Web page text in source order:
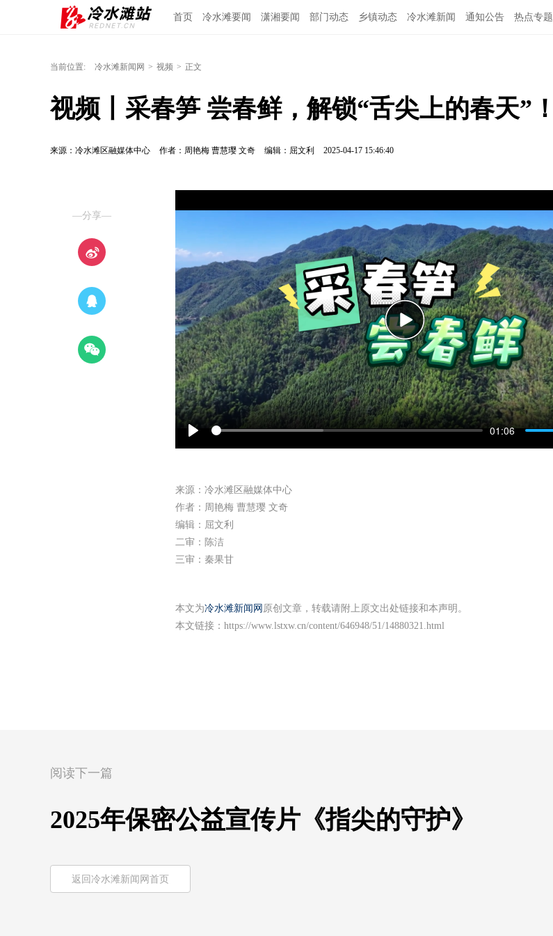
首页 冷水滩要闻 潇湘要闻 部门动态 乡镇动态 冷水滩新闻 通知公告 热点专题
当前位置: 冷水滩新闻网 > 视频 > 正文
视频丨采春笋 尝春鲜，解锁“舌尖上的春天”！
来源：冷水滩区融媒体中心 作者：周艳梅 曹慧璎 文奇 编辑：屈文利 2025-04-17 15:46:40
—分享—
Play
01:06
Play
来源：冷水滩区融媒体中心
作者：周艳梅 曹慧璎 文奇
编辑：屈文利
二审：陈洁
三审：秦果甘
本文为冷水滩新闻网 原创文章，转载请附上原文出处链接和本声明。
本文链接： https://www.lstxw.cn/content/646948/51/14880321.html
阅读下一篇
2025年保密公益宣传片《指尖的守护》
返回冷水滩新闻网首页